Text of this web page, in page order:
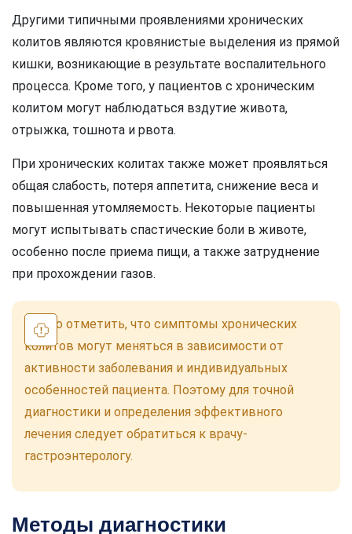
Другими типичными проявлениями хронических
колитов являются кровянистые выделения из прямой
кишки, возникающие в результате воспалительного
процесса. Кроме того, у пациентов с хроническим
колитом могут наблюдаться вздутие живота,
отрыжка, тошнота и рвота.
При хронических колитах также может проявляться
общая слабость, потеря аппетита, снижение веса и
повышенная утомляемость. Некоторые пациенты
могут испытывать спастические боли в животе,
особенно после приема пищи, а также затруднение
при прохождении газов.
Важно отметить, что симптомы хронических
колитов могут меняться в зависимости от
активности заболевания и индивидуальных
особенностей пациента. Поэтому для точной
диагностики и определения эффективного
лечения следует обратиться к врачу-
гастроэнтерологу.
Методы диагностики